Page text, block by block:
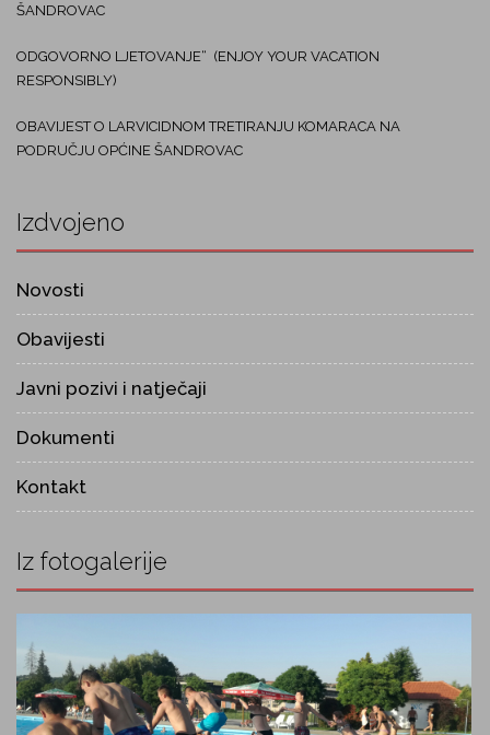
ŠANDROVAC
ODGOVORNO LJETOVANJE“ (ENJOY YOUR VACATION
RESPONSIBLY)
OBAVIJEST O LARVICIDNOM TRETIRANJU KOMARACA NA
PODRUČJU OPĆINE ŠANDROVAC
Izdvojeno
Novosti
Obavijesti
Javni pozivi i natječaji
Dokumenti
Kontakt
Iz fotogalerije